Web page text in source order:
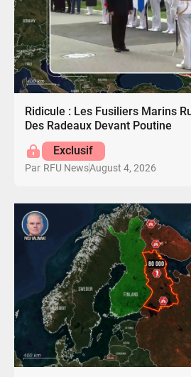
Ridicule : Les Fusiliers Marins
Des Radeaux Devant Poutine
Exclusif
Par RFU NewsAugust 4, 2026